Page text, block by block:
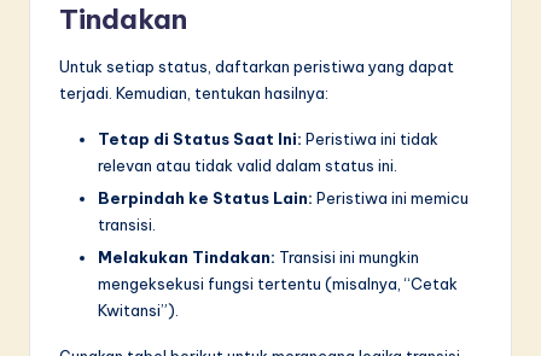
Tindakan
Untuk setiap status, daftarkan peristiwa yang dapat
terjadi. Kemudian, tentukan hasilnya:
Tetap di Status Saat Ini: Peristiwa ini tidak
relevan atau tidak valid dalam status ini.
Berpindah ke Status Lain: Peristiwa ini memicu
transisi.
Melakukan Tindakan: Transisi ini mungkin
mengeksekusi fungsi tertentu (misalnya, “Cetak
Kwitansi”).